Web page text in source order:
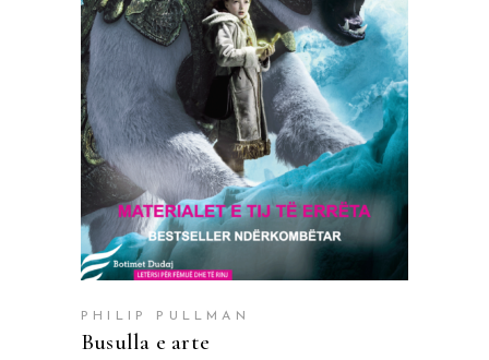
SHTOJE NË SHPORTË
PHILIP PULLMAN
Busulla e arte